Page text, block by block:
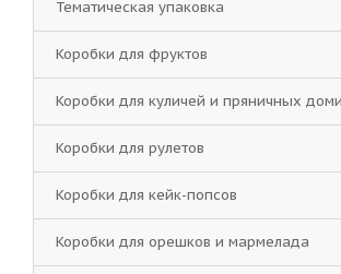
Тематическая упаковка
Коробки для фруктов
Коробки для куличей и пряничных
Коробки для рулетов
Коробки для кейк-попсов
Коробки для орешков и мармелада